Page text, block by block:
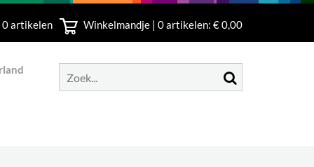
0 artikelen Winkelmandje | 0artikelen: € 0,00